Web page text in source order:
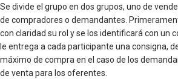
Se divide el grupo en dos grupos, uno de
de compradores o demandantes.
con claridad su rol y se los identificará con un
le entrega a cada participante una consigna,
máximo de compra en el caso de los
de venta para los oferentes.